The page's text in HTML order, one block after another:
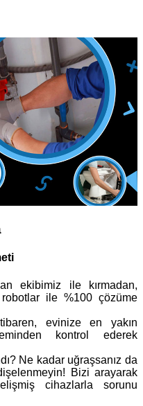
ekibimiz ile kırmadan,
ile %100 çözüme
evinize en yakın
kontrol ederek
Ne kadar uğraşsanız da
Bizi arayarak
cihazlarla sorunu